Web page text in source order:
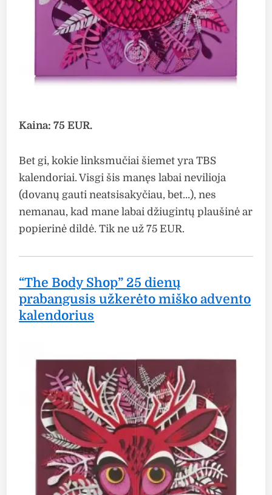
Kaina: 75 EUR.
Bet gi, kokie linksmučiai šiemet yra TBS
kalendoriai. Visgi šis manęs labai nevilioja
(dovanų gauti neatsisakyčiau, bet…), nes
nemanau, kad mane labai džiugintų plaušinė ar
popierinė dildė. Tik ne už 75 EUR.
“The Body Shop” 25 dienų
prabangusis užkerėto miško advento
kalendorius